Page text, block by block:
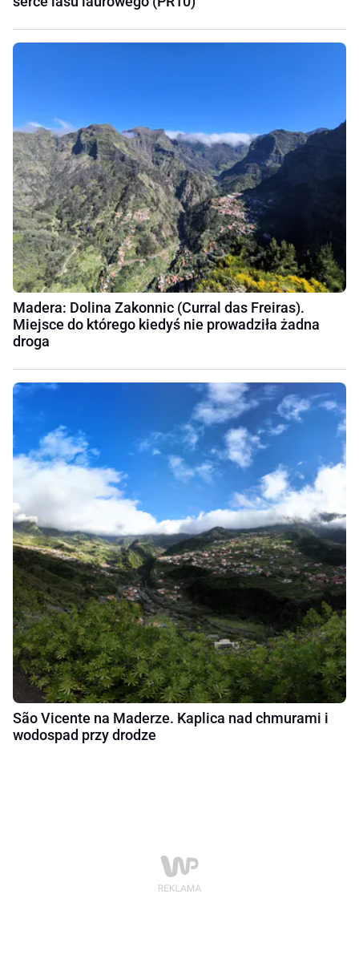
Madera: Dolina Zakonnic (Curral das Freiras).
Miejsce do którego kiedyś nie prowadziła żadna
droga
São Vicente na Maderze. Kaplica nad chmurami i
wodospad przy drodze